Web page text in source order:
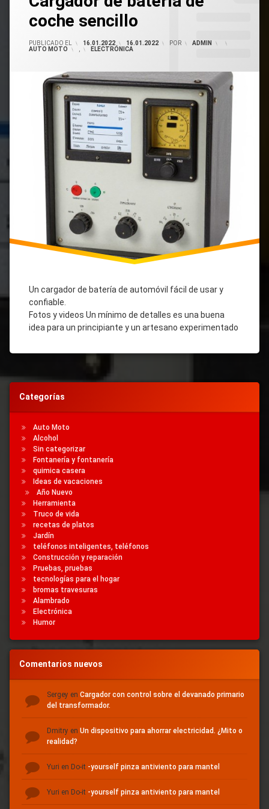
Auto
Humor
coche sencillo
PUBLICADO EL 16.01.2022 16.01.2022 POR ADMIN
CATEGORÍAS:
AUTO MOTO
ELECTRÓNICA
Un cargador de batería de automóvil fácil de usar y
confiable.
Fotos y videos Un mínimo de detalles es una buena
idea para un principiante y un artesano experimentado
De
Coche
Bricolaje
Cargador
De Coche
Cargador
Cómo
Hacer Un
Cargador
De Coche
Cargador
Categorías
Auto Moto
Alcohol
Sin categorizar
Fontanería y fontanería
quimica casera
Ideas de vacaciones
Año Nuevo
Herramienta
Truco de vida
recetas de platos
Jardín
teléfonos inteligentes, teléfonos
Construcción y reparación
Pruebas, pruebas
tecnologías para el hogar
bromas travesuras
Alambrado
Electrónica
Humor
Comentarios nuevos
Sergey en Cargador con control sobre el devanado primario
del transformador.
Dmitry en Un dispositivo para ahorrar electricidad. ¿Mito o
realidad?
Yuri en Do-it -yourself pinza antiviento para mantel
Yuri en Do-it -yourself pinza antiviento para mantel